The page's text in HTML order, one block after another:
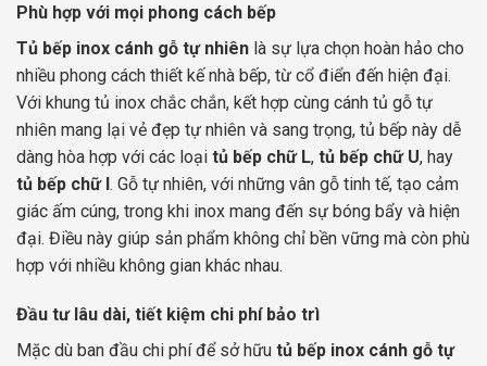
Phù hợp với mọi phong cách bếp
Tủ bếp inox cánh gỗ tự nhiên là sự lựa chọn hoàn hảo cho
nhiều phong cách thiết kế nhà bếp, từ cổ điển đến hiện đại.
Với khung tủ inox chắc chắn, kết hợp cùng cánh tủ gỗ tự
nhiên mang lại vẻ đẹp tự nhiên và sang trọng, tủ bếp này dễ
dàng hòa hợp với các loại tủ bếp chữ L, tủ bếp chữ U, hay
tủ bếp chữ I. Gỗ tự nhiên, với những vân gỗ tinh tế, tạo cảm
giác ấm cúng, trong khi inox mang đến sự bóng bẩy và hiện
đại. Điều này giúp sản phẩm không chỉ bền vững mà còn phù
hợp với nhiều không gian khác nhau.
Đầu tư lâu dài, tiết kiệm chi phí bảo trì
Mặc dù ban đầu chi phí để sở hữu tủ bếp inox cánh gỗ tự